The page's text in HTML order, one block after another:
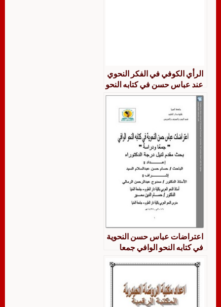
الرأي الكوفي في الفكر النحوي
عند عباس حسن في كتابه النحو
الوافي
اعتراضات عباس حسن النحوية
في كتابه النحو الوافي جمعا